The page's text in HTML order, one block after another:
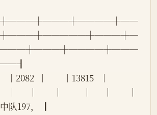
│2082  │        │13815   │
│      │        │          │      │        │
队197， ┃